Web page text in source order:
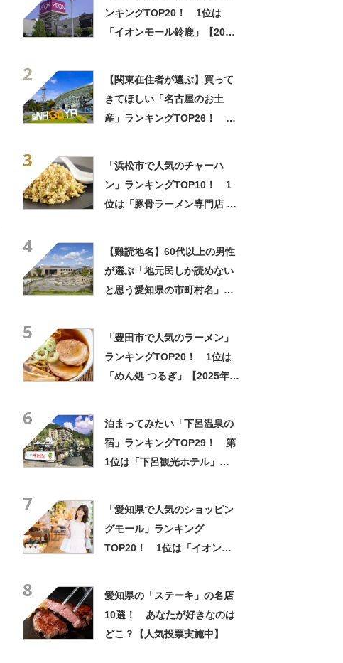
ンキングTOP20！ 1位は
「イオンモール鈴鹿」【2024
2
【関東在住者が選ぶ】買って
きてほしい「名古屋のお土
産」ランキングTOP26！ 第
3
「浜松市で人気のチャーハ
ン」ランキングTOP10！ 1
位は「豚骨ラーメン専門店 一
4
【難読地名】60代以上の男性
が選ぶ「地元民しか読めない
と思う愛知県の市町村名」ラ
5
「豊田市で人気のラーメン」
ランキングTOP20！ 1位は
「めん処 つるぎ」【2025年3
6
泊まってみたい「下呂温泉の
宿」ランキングTOP29！ 第
1位は「下呂観光ホテル」
7
「愛知県で人気のショッピン
グモール」ランキング
TOP20！ 1位は「イオンモ
8
愛知県の「ステーキ」の名店
10選！ あなたが好きなのは
どこ？【人気投票実施中】